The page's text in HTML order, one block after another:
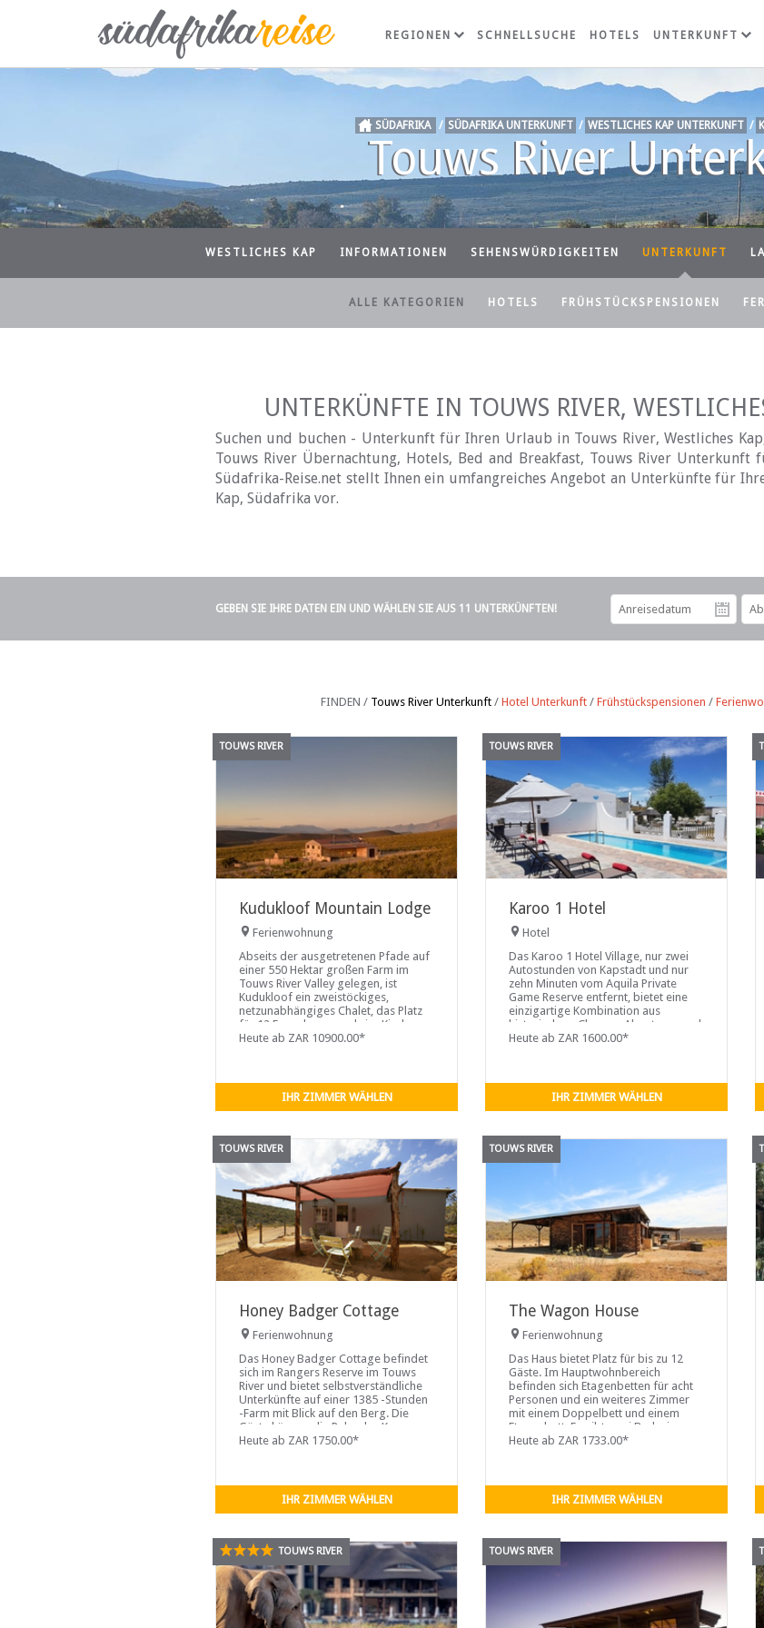
Touws River
REGIONEN SCHNELLSUCHE HOTELS UNTERKUNFT
SÜDAFRIKA / SÜDAFRIKA UNTERKUNFT / WESTLICHES KAP UNTERKUNFT /
WESTLICHES KAP INFORMATIONEN SEHENSWÜRDIGKEITEN UNTERKUNFT
ALLE KATEGORIEN HOTELS FRÜHSTÜCKSPENSIONEN
UNTERKÜNFTE IN TOUWS RIVER,
Suchen und buchen - Unterkunft für Ihren Urlaub in Touws River, Westliches
Touws River Übernachtung, Hotels, Bed and Breakfast, Touws River Unterkunft
Südafrika-Reise.net stellt Ihnen ein umfangreiches Angebot an Unterkünfte für
Kap, Südafrika vor.
GEBEN SIE IHRE DATEN EIN UND WÄHLEN SIE AUS 11 UNTERKÜNFTEN!
FINDEN / Touws River Unterkunft/ Hotel Unterkunft/ Frühstückspensionen /
TOUWS RIVER
Kudukloof Mountain Lodge
Ferienwohnung
Abseits der ausgetretenen Pfade auf
einer 550 Hektar großen Farm im
Touws River Valley gelegen, ist
Kudukloof ein zweistöckiges,
netzunabhängiges Chalet, das Platz
für 12 Erwachsene und vier Kinder
bietet. Das Chalet verfügt über ein
Das Gehöft bietet die ultimative
weitreichendem Blick auf das Tal.
Heute ab ZAR 10900.00*
IHR ZIMMER WÄHLEN
TOUWS RIVER
Karoo 1 Hotel
Hotel
Das Karoo 1 Hotel Village, nur zwei
Autostunden von Kapstadt und nur
zehn Minuten vom Aquila Private
Game Reserve entfernt, bietet eine
einzigartige Kombination aus
historischem Charme, Abenteuer und
Komfort. Auf einem sorgfältig
Resort den idealen Rahmen für
Heute ab ZAR 1600.00*
IHR ZIMMER WÄHLEN
TOUWS RIVER
Honey Badger Cottage
Ferienwohnung
Das Honey Badger Cottage befindet
sich im Rangers Reserve im Touws
River und bietet selbstverständliche
Unterkünfte auf einer 1385 -Stunden
-Farm mit Blick auf den Berg. Die
Gäste können die Ruhe des Karoo
genießen, sich zurücklehnen, ihre
Heute ab ZAR 1750.00*
IHR ZIMMER WÄHLEN
TOUWS RIVER
The Wagon House
Ferienwohnung
Das Haus bietet Platz für bis zu 12
Gäste. Im Hauptwohnbereich
befinden sich Etagenbetten für acht
Personen und ein weiteres Zimmer
mit einem Doppelbett und einem
Etagenbett. Es gibt zwei Badezimmer,
jedes mit Dusche, WC und
Heute ab ZAR 1733.00*
IHR ZIMMER WÄHLEN
TOUWS RIVER TOUWS RIVER